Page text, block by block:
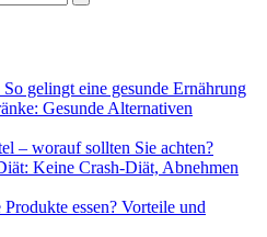
gelingt eine gesunde Ernährung
Gesunde Alternativen
– worauf sollten Sie achten?
Keine Crash-Diät, Abnehmen
essen? Vorteile und